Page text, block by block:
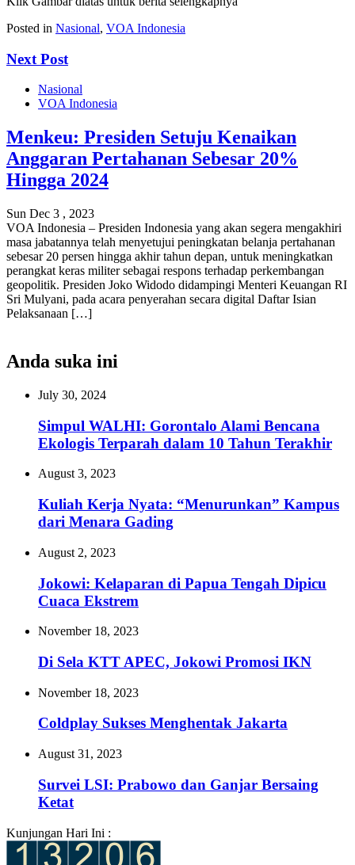
Posted in Nasional, VOA Indonesia
Next Post
Nasional
VOA Indonesia
Menkeu: Presiden Setuju Kenaikan
Anggaran Pertahanan Sebesar 20%
Hingga 2024
Sun Dec 3 , 2023
VOA Indonesia – Presiden Indonesia yang akan segera mengakhiri
masa jabatannya telah menyetujui peningkatan belanja pertahanan
sebesar 20 persen hingga akhir tahun depan, untuk meningkatkan
perangkat keras militer sebagai respons terhadap perkembangan
geopolitik. Presiden Joko Widodo didampingi Menteri Keuangan RI
Sri Mulyani, pada acara penyerahan secara digital Daftar Isian
Pelaksanaan […]
Anda suka ini
July 30, 2024
Simpul WALHI: Gorontalo Alami Bencana
Ekologis Terparah dalam 10 Tahun Terakhir
August 3, 2023
Kuliah Kerja Nyata: “Menurunkan” Kampus
dari Menara Gading
August 2, 2023
Jokowi: Kelaparan di Papua Tengah Dipicu
Cuaca Ekstrem
November 18, 2023
Di Sela KTT APEC, Jokowi Promosi IKN
November 18, 2023
Coldplay Sukses Menghentak Jakarta
August 31, 2023
Survei LSI: Prabowo dan Ganjar Bersaing
Ketat
Kunjungan Hari Ini :